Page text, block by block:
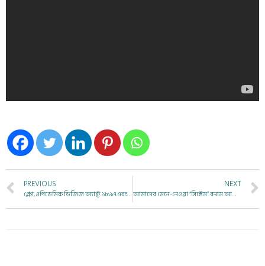
PREVIOUS
প্লেগ, এপিডেমিক ডিজিজ অ্যাক্ট ১৮৯৭ এবং একটি ডাকটিকিট
NEXT
আমাদের মেনে-নেওয়া “সিস্টেম” বনাম আমাদের স্বাস্থ্য-চিকিৎসা